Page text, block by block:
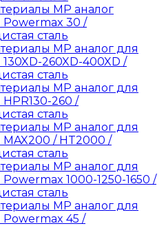
MP аналог
Powermax 30 /
сталь
MP аналог для
130XD-260XD-400XD /
сталь
MP аналог для
HPR130-260 /
сталь
MP аналог для
MAX200 / HT2000 /
сталь
MP аналог для
Powermax 1000-1250-1650 /
сталь
MP аналог для
Powermax 45 /